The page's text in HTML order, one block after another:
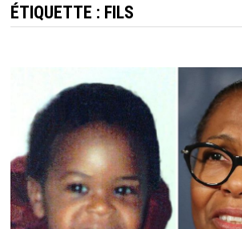
ÉTIQUETTE : FILS